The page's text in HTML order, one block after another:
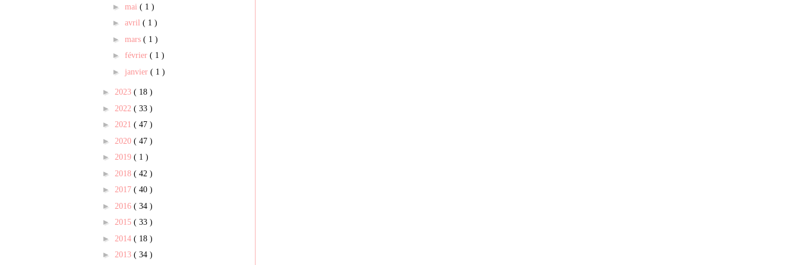
► mai ( 1 )
► avril ( 1 )
► mars ( 1 )
► février ( 1 )
► janvier ( 1 )
► 2023 ( 18 )
► 2022 ( 33 )
► 2021 ( 47 )
► 2020 ( 47 )
► 2019 ( 1 )
► 2018 ( 42 )
► 2017 ( 40 )
► 2016 ( 34 )
► 2015 ( 33 )
► 2014 ( 18 )
► 2013 ( 34 )